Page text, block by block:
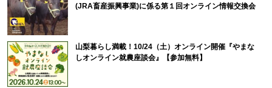
(JRA畜産振興事業)に係る第１回オンライン情報交換会
山梨暮らし満載！10/24（土）オンライン開催『やまな
しオンライン就農座談会』【参加無料】